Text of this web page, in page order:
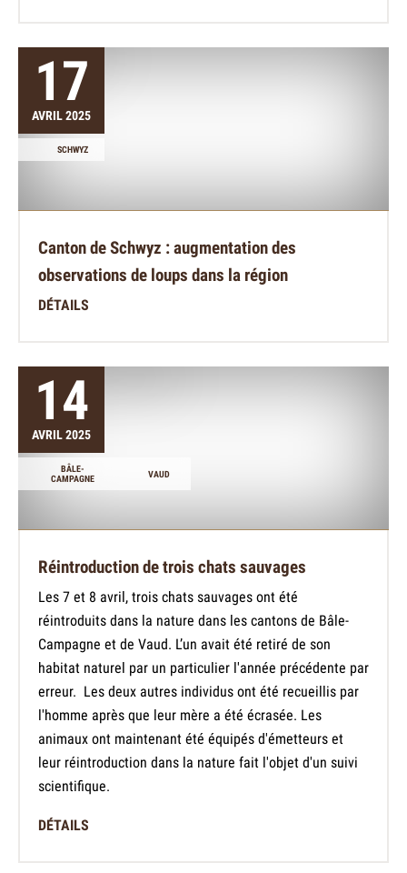
17
AVRIL 2025
SCHWYZ
Canton de Schwyz : augmentation des
observations de loups dans la région
DÉTAILS
14
AVRIL 2025
BÂLE-
CAMPAGNE
VAUD
Réintroduction de trois chats sauvages
Les 7 et 8 avril, trois chats sauvages ont été
réintroduits dans la nature dans les cantons de Bâle-
Campagne et de Vaud. L’un avait été retiré de son
habitat naturel par un particulier l'année précédente par
erreur. Les deux autres individus ont été recueillis par
l'homme après que leur mère a été écrasée. Les
animaux ont maintenant été équipés d'émetteurs et
leur réintroduction dans la nature fait l'objet d'un suivi
scientifique.
DÉTAILS